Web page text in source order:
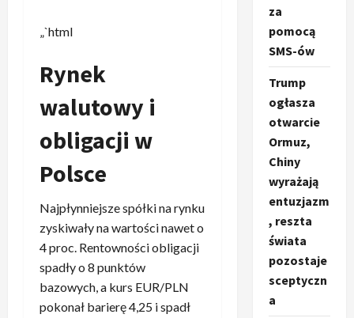
„`html
Rynek
walutowy i
obligacji w
Polsce
Najpłynniejsze spółki na rynku
zyskiwały na wartości nawet o
4 proc. Rentowności obligacji
spadły o 8 punktów
bazowych, a kurs EUR/PLN
pokonał barierę 4,25 i spadł
za
pomocą
SMS-ów
Trump
ogłasza
otwarcie
Ormuz,
Chiny
wyrażają
entuzjazm
, reszta
świata
pozostaje
sceptyczn
a